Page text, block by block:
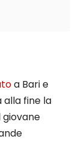
a Bari e
alla fine la